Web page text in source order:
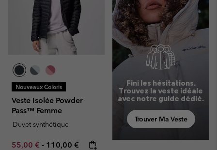
Nouveaux Coloris
Veste Isolée Powder
Pass™ Femme
Duvet synthétique
Minimum sale price:
55,00 € - Maximum price:
110,00 €
Fini les hésitations.
Trouvez la veste idéale
avec notre guide dédié.
Trouver Ma Veste